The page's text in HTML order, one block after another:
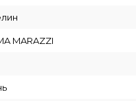
MARAZZI